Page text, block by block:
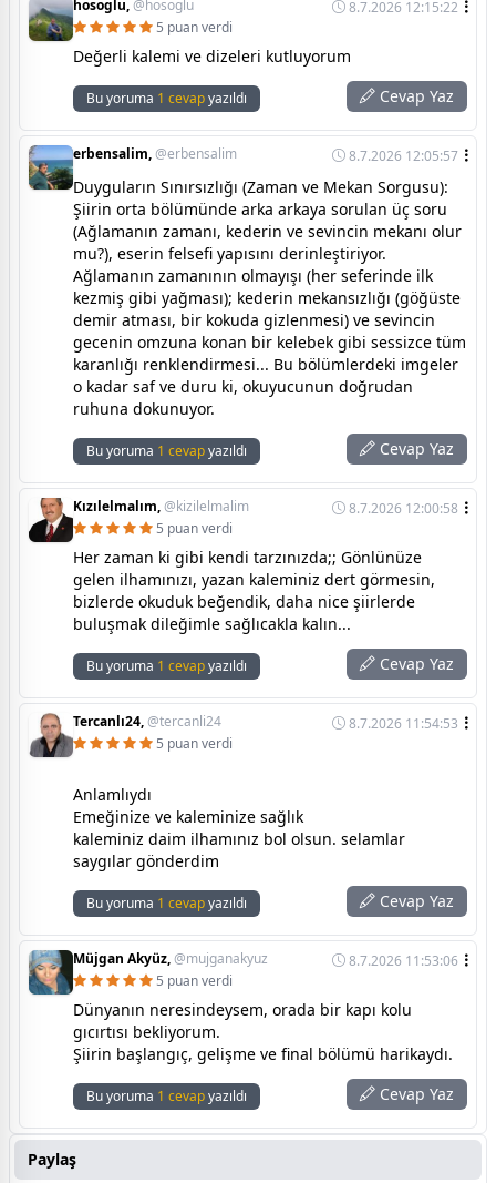
hosoglu,@hosoglu
8.7.2026 12:15:22
5 puan verdi
Değerli kalemi ve dizeleri kutluyorum
Bu yoruma 1 cevapyazıldı Cevap Yaz
erbensalim,@erbensalim 8.7.2026 12:05:57
Duyguların Sınırsızlığı (Zaman ve Mekan Sorgusu):
Şiirin orta bölümünde arka arkaya sorulan üç soru
(Ağlamanın zamanı, kederin ve sevincin mekanı olur
mu?), eserin felsefi yapısını derinleştiriyor.
Ağlamanın zamanının olmayışı (her seferinde ilk
kezmiş gibi yağması); kederin mekansızlığı (göğüste
demir atması, bir kokuda gizlenmesi) ve sevincin
gecenin omzuna konan bir kelebek gibi sessizce tüm
karanlığı renklendirmesi... Bu bölümlerdeki imgeler
o kadar saf ve duru ki, okuyucunun doğrudan
ruhuna dokunuyor.
Bu yoruma 1 cevapyazıldı Cevap Yaz
Kızılelmalım,@kizilelmalim
8.7.2026 12:00:58
5 puan verdi
Her zaman ki gibi kendi tarzınızda;; Gönlünüze
gelen ilhamınızı, yazan kaleminiz dert görmesin,
bizlerde okuduk beğendik, daha nice şiirlerde
buluşmak dileğimle sağlıcakla kalın...
Bu yoruma 1 cevapyazıldı Cevap Yaz
Tercanlı24,@tercanli24
8.7.2026 11:54:53
5 puan verdi
Anlamlıydı
Emeğinize ve kaleminize sağlık
kaleminiz daim ilhamınız bol olsun. selamlar
saygılar gönderdim
Bu yoruma 1 cevapyazıldı Cevap Yaz
Müjgan Akyüz,@mujganakyuz
8.7.2026 11:53:06
5 puan verdi
Dünyanın neresindeysem, orada bir kapı kolu
gıcırtısı bekliyorum.
Şiirin başlangıç, gelişme ve final bölümü harikaydı.
Bu yoruma 1 cevapyazıldı Cevap Yaz
Paylaş